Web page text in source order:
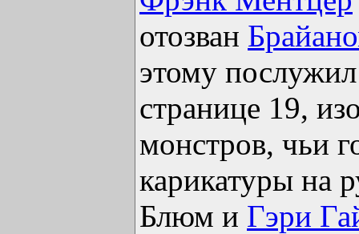
отозван
этому
странице 19,
монстров, чьи
карикатуры на
Блюм и Гэри